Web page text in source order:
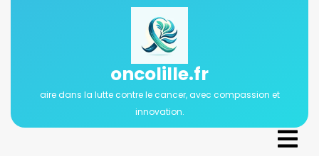
oncolille.fr
aire dans la lutte contre le cancer, avec compassion et
innovation.